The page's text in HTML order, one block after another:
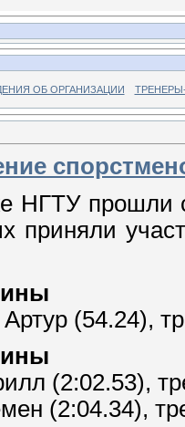
ОБ ОРГАНИЗАЦИИ
НГТУ прошли
приняли
Артур (54.24),
(2:02.53),
(2:04.34),